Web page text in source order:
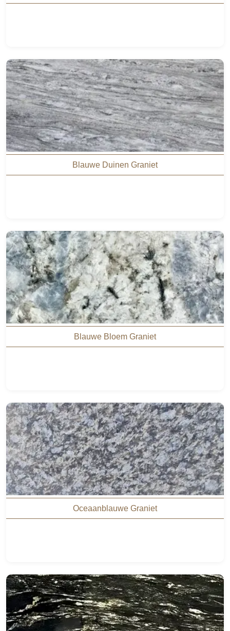
Blauwe Duinen Graniet
Blauwe Bloem Graniet
Oceaanblauwe Graniet